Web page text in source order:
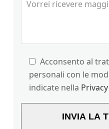
Acconsento al
personali con le
indicate nella